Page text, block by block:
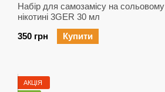
Набір для самозамісу на сольовому
нікотині 3GER 30 мл
350 грн
Купити
АКЦІЯ